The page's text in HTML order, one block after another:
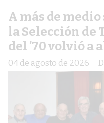
A más de
la Selección de
del ’70 volvió a
04 de agosto de 2026